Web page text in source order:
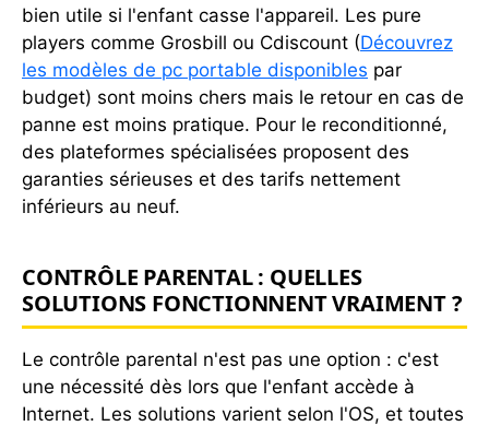
bien utile si l'enfant casse l'appareil. Les pure
players comme Grosbill ou Cdiscount (Découvrez
les modèles de pc portable disponibles par
budget) sont moins chers mais le retour en cas de
panne est moins pratique. Pour le reconditionné,
des plateformes spécialisées proposent des
garanties sérieuses et des tarifs nettement
inférieurs au neuf.
CONTRÔLE PARENTAL : QUELLES
SOLUTIONS FONCTIONNENT VRAIMENT ?
Le contrôle parental n'est pas une option : c'est
une nécessité dès lors que l'enfant accède à
Internet. Les solutions varient selon l'OS, et toutes